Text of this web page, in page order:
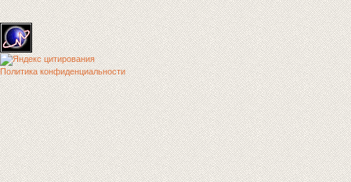
Политика конфиденциальности